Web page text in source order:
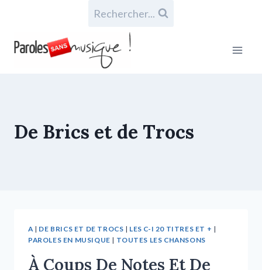
Rechercher...
De Brics et de Trocs
A| DE BRICS ET DE TROCS | LES C-I 20 TITRES ET + |
PAROLES EN MUSIQUE | TOUTES LES CHANSONS
À Coups De Notes Et De